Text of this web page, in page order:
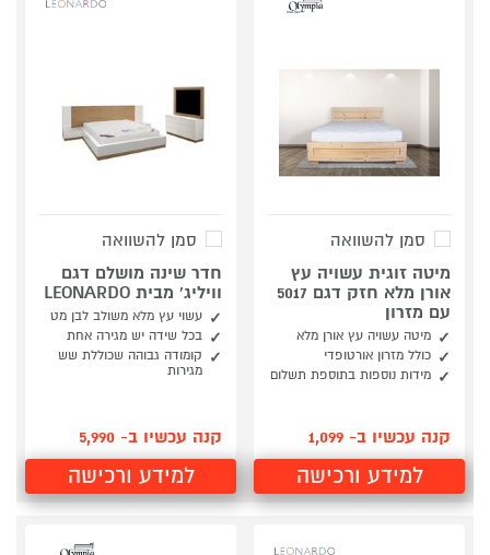
סמן להשוואה
מיטה זוגית עשויה עץ
אורן מלא חזק דגם 5017
עם מזרון
מיטה עשויה עץ אורן מלא
כולל מזרון אורטופדי
מידות נוספות בתוספת תשלום
קנה עכשיו ב- 1,099
למידע ורכישה
סמן להשוואה
חדר שינה מושלם דגם
וויליג' מבית LEONARDO
עשוי עץ מלא משולב לבן מט
בכל שידה יש מגירה אחת
קומודה גבוהה שכוללת שש
מגירות
קנה עכשיו ב- 5,990
למידע ורכישה